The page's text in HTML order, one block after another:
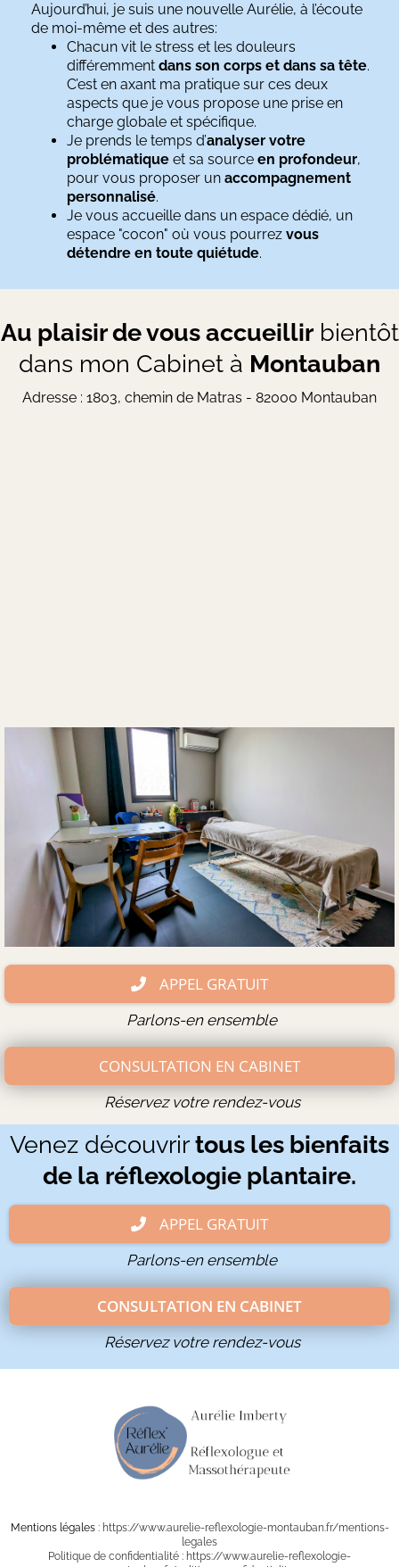
Aujourd’hui, je suis une nouvelle Aurélie, à l’écoute
de moi-même et des autres:
Chacun vit le stress et les douleurs
différemment dans son corps et dans sa tête.
C’est en axant ma pratique sur ces deux
aspects que je vous propose une prise en
charge globale et spécifique.
Je prends le temps d’analyser votre
problématique et sa source en profondeur,
pour vous proposer un accompagnement
personnalisé.
Je vous accueille dans un espace dédié, un
espace "cocon" où vous pourrez vous
détendre en toute quiétude.
Au plaisir de vous accueillirbientôt
dans mon Cabinet à Montauban
Adresse : 1803, chemin de Matras - 82000 Montauban
APPEL GRATUIT
Parlons-en ensemble
CONSULTATION EN CABINET
Réservez votre rendez-vous
Venez découvrirtous les bienfaits
de la réflexologie plantaire.
APPEL GRATUIT
Parlons-en ensemble
CONSULTATION EN CABINET
Réservez votre rendez-vous
Mentions légales: https://www.aurelie-reflexologie-montauban.fr/mentions-
legales
Politique de confidentialité : https://www.aurelie-reflexologie-